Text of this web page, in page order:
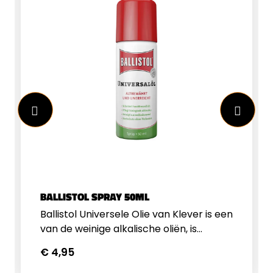
BALLISTOL SPRAY 50ML
Ballistol Universele Olie van Klever is een
van de weinige alkalische oliën, is
milieuvriendelijk. Ballistol verzorgt,
€ 4,95